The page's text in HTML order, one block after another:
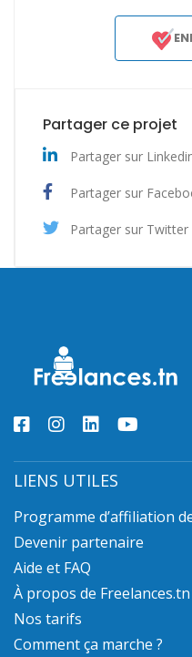
Partager ce projet
Partager sur
Partager sur
Partager sur Twitter
LIENS UTILES
Programme d’affiliation
Devenir partenaire
Aide et FAQ
À propos de Freelances.tn
Nos tarifs
Comment ça marche ?